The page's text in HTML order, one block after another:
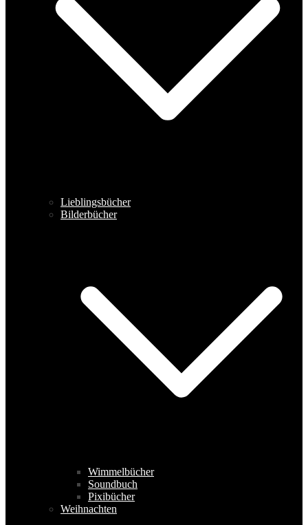
Lieblingsbücher
Bilderbücher
Wimmelbücher
Soundbuch
Pixibücher
Weihnachten